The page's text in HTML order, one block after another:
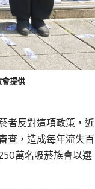
提供
者反對這項政策，近
查，造成每年流失百
萬名吸菸族會以選